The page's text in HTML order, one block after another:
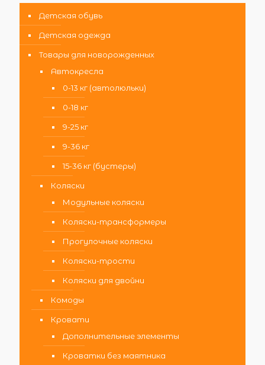
Детская обувь
Детская одежда
Товары для новорожденных
Автокресла
0-13 кг (автолюльки)
0-18 кг
9-25 кг
9-36 кг
15-36 кг (бустеры)
Коляски
Модульные коляски
Коляски-трансформеры
Прогулочные коляски
Коляски-трости
Коляски для двойни
Комоды
Кровати
Дополнительные элементы
Кроватки без маятника